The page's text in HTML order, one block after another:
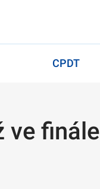
CPDT
ve finále